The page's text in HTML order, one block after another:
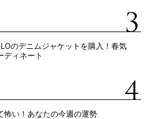
のデニムジャケットを購入！春気
ディネート
怖い！あなたの今週の運勢